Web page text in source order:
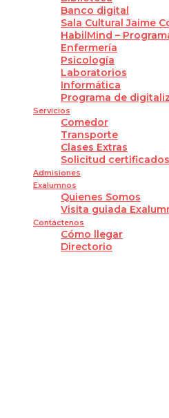
Banco digital
Sala Cultural Jaime
HabilMind –
Enfermería
Psicología
Laboratorios
Informática
Programa de
Servicios
Comedor
Transporte
Clases Extras
Solicitud
Admisiones
Exalumnos
Quienes Somos
Visita guiada
Contáctenos
Cómo llegar
Directorio